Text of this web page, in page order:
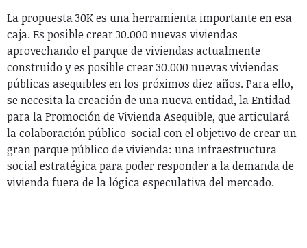
La propuesta 30K es una herramienta importante en esa
caja. Es posible crear 30.000 nuevas viviendas
aprovechando el parque de viviendas actualmente
construido y es posible crear 30.000 nuevas viviendas
públicas asequibles en los próximos diez años. Para ello,
se necesita la creación de una nueva entidad, la Entidad
para la Promoción de Vivienda Asequible, que articulará
la colaboración público-social con el objetivo de crear un
gran parque público de vivienda: una infraestructura
social estratégica para poder responder a la demanda de
vivienda fuera de la lógica especulativa del mercado.